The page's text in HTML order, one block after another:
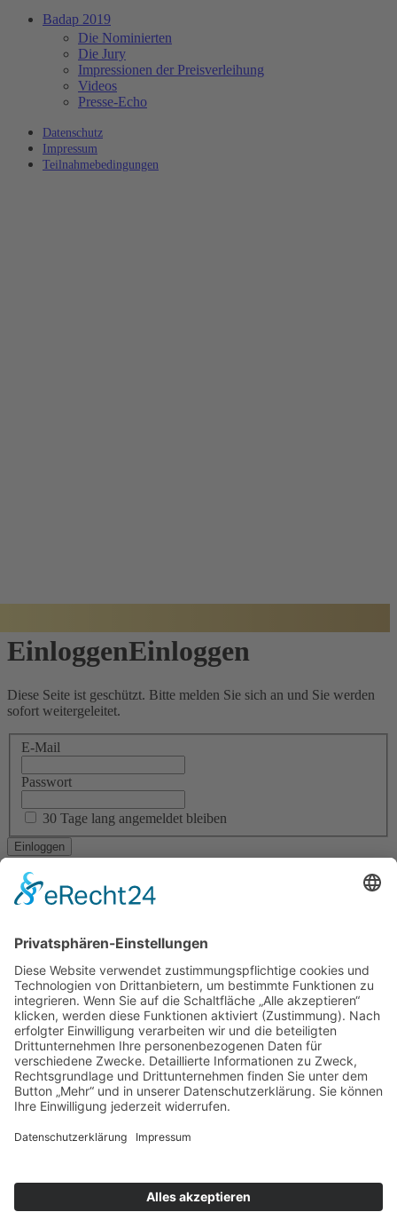
Badap 2019
Die Nominierten
Die Jury
Impressionen der Preisverleihung
Videos
Presse-Echo
Datenschutz
Impressum
Teilnahmebedingungen
EinloggenEinloggen
Diese Seite ist geschützt. Bitte melden Sie sich an und Sie werden
sofort weitergeleitet.
E-Mail
Passwort
30 Tage lang angemeldet bleiben
Ich habe mein Passwort vergessen
Navigation
RESIDENTIAL ARCHITECTURE
CORPORATE ARCHITECTURE
PUBLIC + SOCIAL ARCHITECTURE
TICKETVERKAUF
STÄDTEBAU
INTERIOR DESIGN
BAUEN IM BESTAND
LANDSCAPE ARCHITECTURE
ÖKOLOGISCHES BAUEN
BAUEN DER ZUKUNFT!
YOUNG TALENT AWARD
Am Altenheimer Yachthafen 1, 77743 Neuried